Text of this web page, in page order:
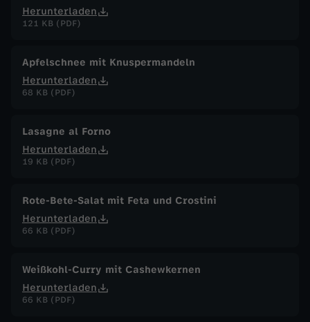
Herunterladen
121 KB (PDF)
Apfelschnee mit Knuspermandeln
Herunterladen
68 KB (PDF)
Lasagne al Forno
Herunterladen
19 KB (PDF)
Rote-Bete-Salat mit Feta und Crostini
Herunterladen
66 KB (PDF)
Weißkohl-Curry mit Cashewkernen
Herunterladen
66 KB (PDF)